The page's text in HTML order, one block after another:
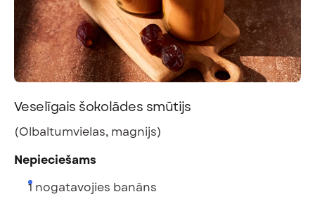
Veselīgais šokolādes smūtijs
(Olbaltumvielas, magnijs)
Nepieciešams
1 nogatavojies banāns